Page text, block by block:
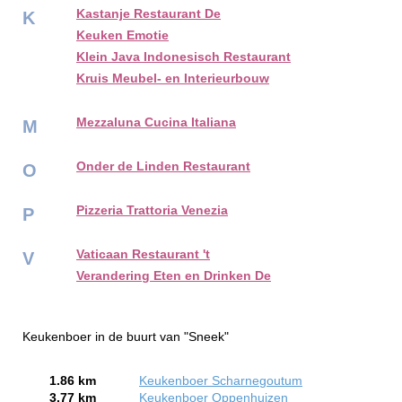
K
Kastanje Restaurant De
Keuken Emotie
Klein Java Indonesisch Restaurant
Kruis Meubel- en Interieurbouw
M Mezzaluna Cucina Italiana
O Onder de Linden Restaurant
P Pizzeria Trattoria Venezia
V
Vaticaan Restaurant 't
Verandering Eten en Drinken De
Keukenboer in de buurt van "Sneek"
1.86 km
Keukenboer Scharnegoutum
3.77 km
Keukenboer Oppenhuizen